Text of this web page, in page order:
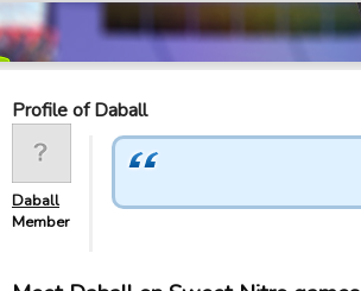
Profile of Daball
Daball
Member